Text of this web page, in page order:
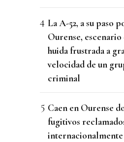
La A-52, a su paso
Ourense, escenario
huida frustrada a
velocidad de un
criminal
Caen en Ourense
fugitivos
internacionalmente